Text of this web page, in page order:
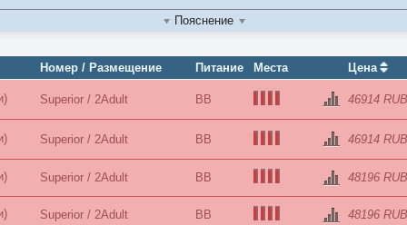
Пояснение
Номер / Размещение Питание Места Цена
Superior / 2Adult BB 46914 RUB
Superior / 2Adult BB 46914 RUB
Superior / 2Adult BB 48196 RUB
Superior / 2Adult BB 48196 RUB